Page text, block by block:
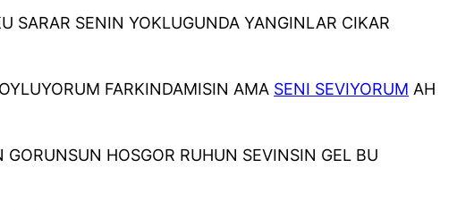
SARAR SENIN YOKLUGUNDA YANGINLAR CIKAR
FARKINDAMISIN AMA SENI SEVIYORUM AH
HOSGOR RUHUN SEVINSIN GEL BU